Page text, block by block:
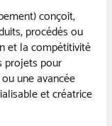
conçoit,
procédés ou
et la compétitivité
projets pour
une avancée
et créatrice